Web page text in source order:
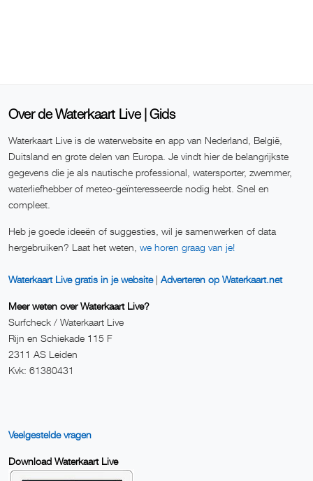
Over de Waterkaart Live | Gids
Waterkaart Live is de waterwebsite en app van Nederland, België,
Duitsland en grote delen van Europa. Je vindt hier de belangrijkste
gegevens die je als nautische professional, watersporter, zwemmer,
waterliefhebber of meteo-geïnteresseerde nodig hebt. Snel en
compleet.
Heb je goede ideeën of suggesties, wil je samenwerken of data
hergebruiken? Laat het weten, we horen graag van je!
Waterkaart Live gratis in je website| Adverteren op Waterkaart.net
Meer weten over Waterkaart Live?
Surfcheck / Waterkaart Live
Rijn en Schiekade 115 F
2311 AS Leiden
Kvk: 61380431
Veelgestelde vragen
Download Waterkaart Live